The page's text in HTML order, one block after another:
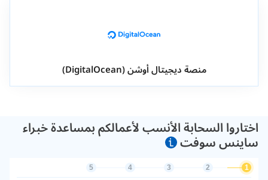
منصة ديجيتال أوشن (DigitalOcean)
اختاروا السحابة الأنسب لأعمالكم بمساعدة خبراء
ساينس سوفت
1
2
3
4
5